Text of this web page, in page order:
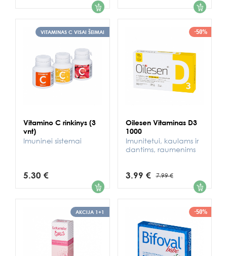
VITAMINAS C VISAI ŠEIMAI
Vitamino C rinkinys (3
vnt)
Imuninei sistemai
5.30 € 1
-50%
Oilesen Vitaminas D3
1000
Imunitetui, kaulams ir
dantims, raumenims
3.99 € 7.99 € 1
AKCIJA 1+1 -50%